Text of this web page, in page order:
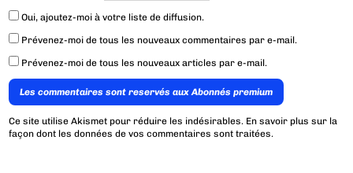
Oui, ajoutez-moi à votre liste de diffusion.
Prévenez-moi de tous les nouveaux commentaires par e-mail.
Prévenez-moi de tous les nouveaux articles par e-mail.
Les commentaires sont reservés aux Abonnés premium
Ce site utilise Akismet pour réduire les indésirables. En savoir plus sur la
façon dont les données de vos commentaires sont traitées.